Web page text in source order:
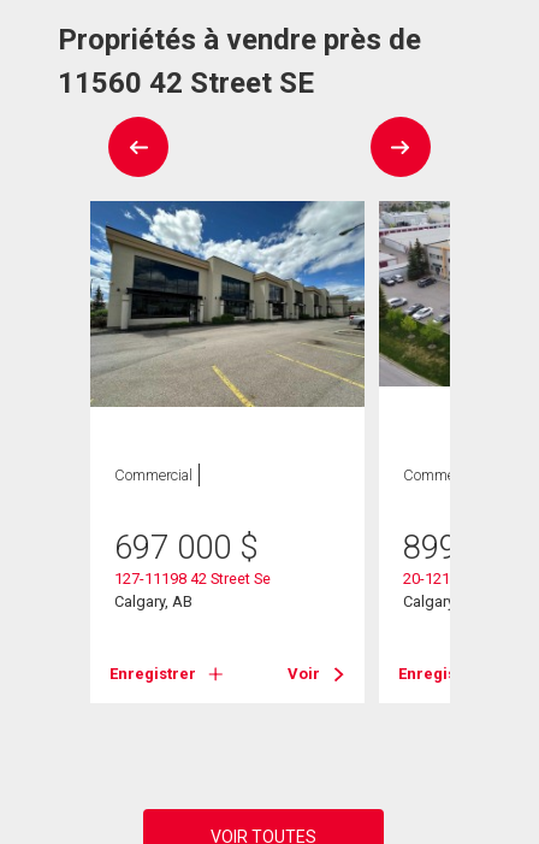
Propriétés à vendre près de
11560 42 Street SE
Commercial
697 000 $
127-11198 42 Street Se
Calgary, AB
Enregistrer Voir
Commercial
899 000
20-12110 40 Street
Calgary, AB
Enregistrer